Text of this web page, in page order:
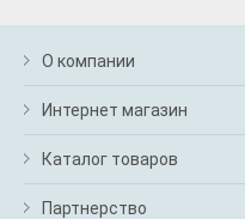
О компании
Интернет магазин
Каталог товаров
Партнерство